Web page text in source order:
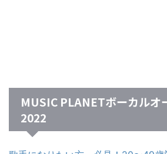
MUSIC PLANETボーカルオ
2022